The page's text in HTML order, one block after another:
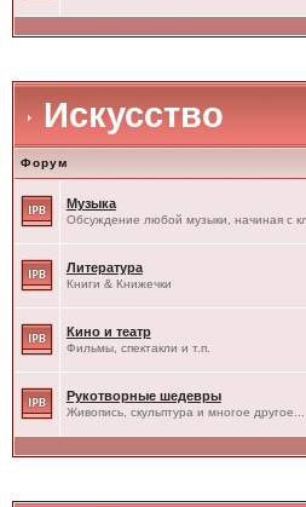
Искусство
Форум
Музыка
Обсуждение любой музыки, начиная с
Литература
Книги & Книжечки
Кино и театр
Фильмы, спектакли и т.п.
Рукотворные шедевры
Живопись, скульптура и многое другое...